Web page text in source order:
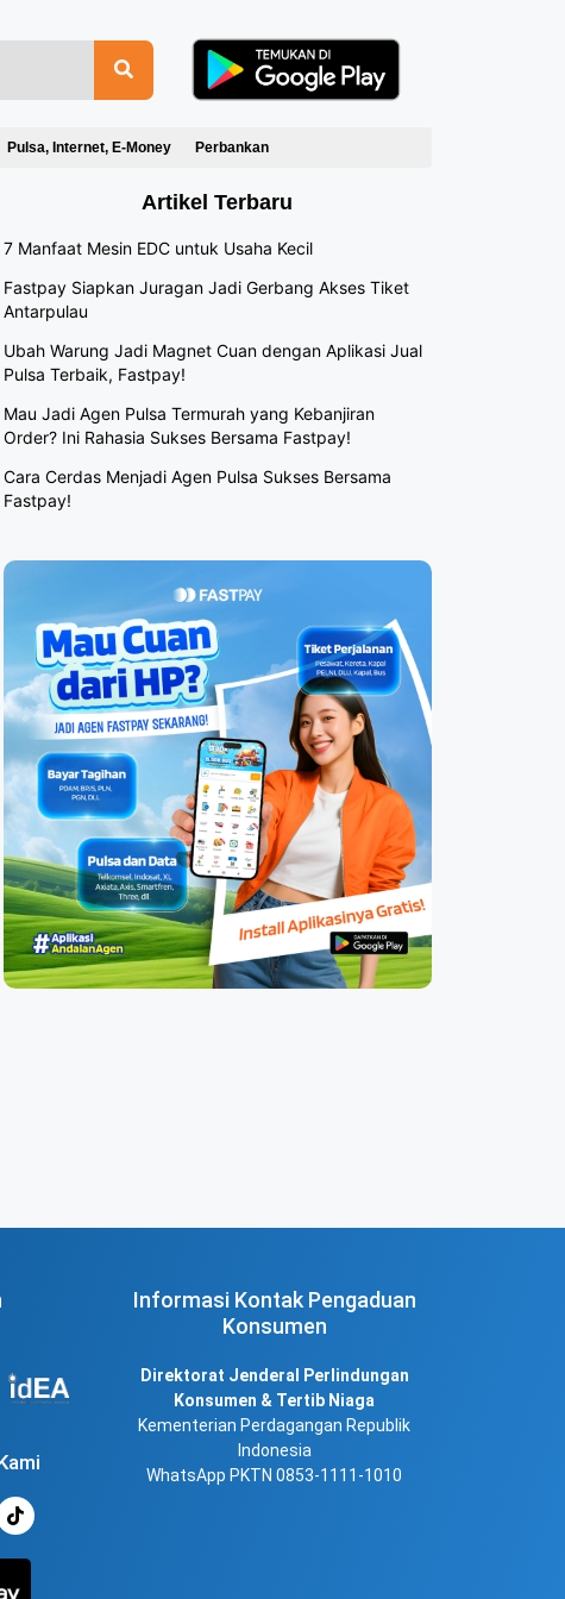
Pulsa, Internet, E-Money Perbankan
Artikel Terbaru
7 Manfaat Mesin EDC untuk Usaha Kecil
Fastpay Siapkan Juragan Jadi Gerbang Akses Tiket
Antarpulau
Ubah Warung Jadi Magnet Cuan dengan Aplikasi Jual
Pulsa Terbaik, Fastpay!
Mau Jadi Agen Pulsa Termurah yang Kebanjiran
Order? Ini Rahasia Sukses Bersama Fastpay!
Cara Cerdas Menjadi Agen Pulsa Sukses Bersama
Fastpay!
Informasi Kontak Pengaduan
Konsumen
Direktorat Jenderal Perlindungan
Konsumen & Tertib Niaga
Kementerian Perdagangan Republik
Indonesia
WhatsApp PKTN 0853-1111-1010